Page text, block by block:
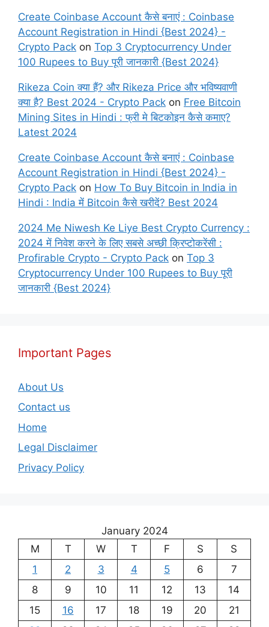
Create Coinbase Account कैसे बनाएं : Coinbase
Account Registration in Hindi {Best 2024} -
Crypto Pack on Top 3 Cryptocurrency Under
100 Rupees to Buy पूरी जानकारी {Best 2024}
Rikeza Coin क्या हैं? और Rikeza Price और भविष्यवाणी
क्या है? Best 2024 - Crypto Pack on Free Bitcoin
Mining Sites in Hindi : फ्री मे बिटकोइन कैसे कमाए?
Latest 2024
Create Coinbase Account कैसे बनाएं : Coinbase
Account Registration in Hindi {Best 2024} -
Crypto Pack on How To Buy Bitcoin in India in
Hindi : India में Bitcoin कैसे खरीदें? Best 2024
2024 Me Niwesh Ke Liye Best Crypto Currency :
2024 में निवेश करने के लिए सबसे अच्छी क्रिप्टोकरेंसी :
Profirable Crypto - Crypto Pack on Top 3
Cryptocurrency Under 100 Rupees to Buy पूरी
जानकारी {Best 2024}
Important Pages
About Us
Contact us
Home
Legal Disclaimer
Privacy Policy
January 2024
M
T W T F S
S
1
2 3 4 5 6
7
8
9 10 11 12 13
14
15
16 17 18 19 20
21